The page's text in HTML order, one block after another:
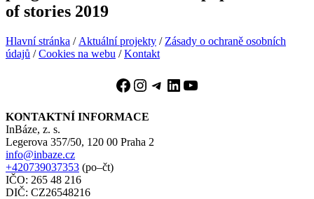
of stories 2019
Hlavní stránka / Aktuální projekty / Zásady o ochraně osobních
údajů /Cookies na webu /Kontakt
Facebook
Instagram
Telegram
LinkedIn
YouTube
KONTAKTNÍ INFORMACE
InBáze, z. s.
Legerova 357/50, 120 00 Praha 2
info@inbaze.cz
+420739037353 (po–čt)
IČO: 265 48 216
DIČ: CZ26548216